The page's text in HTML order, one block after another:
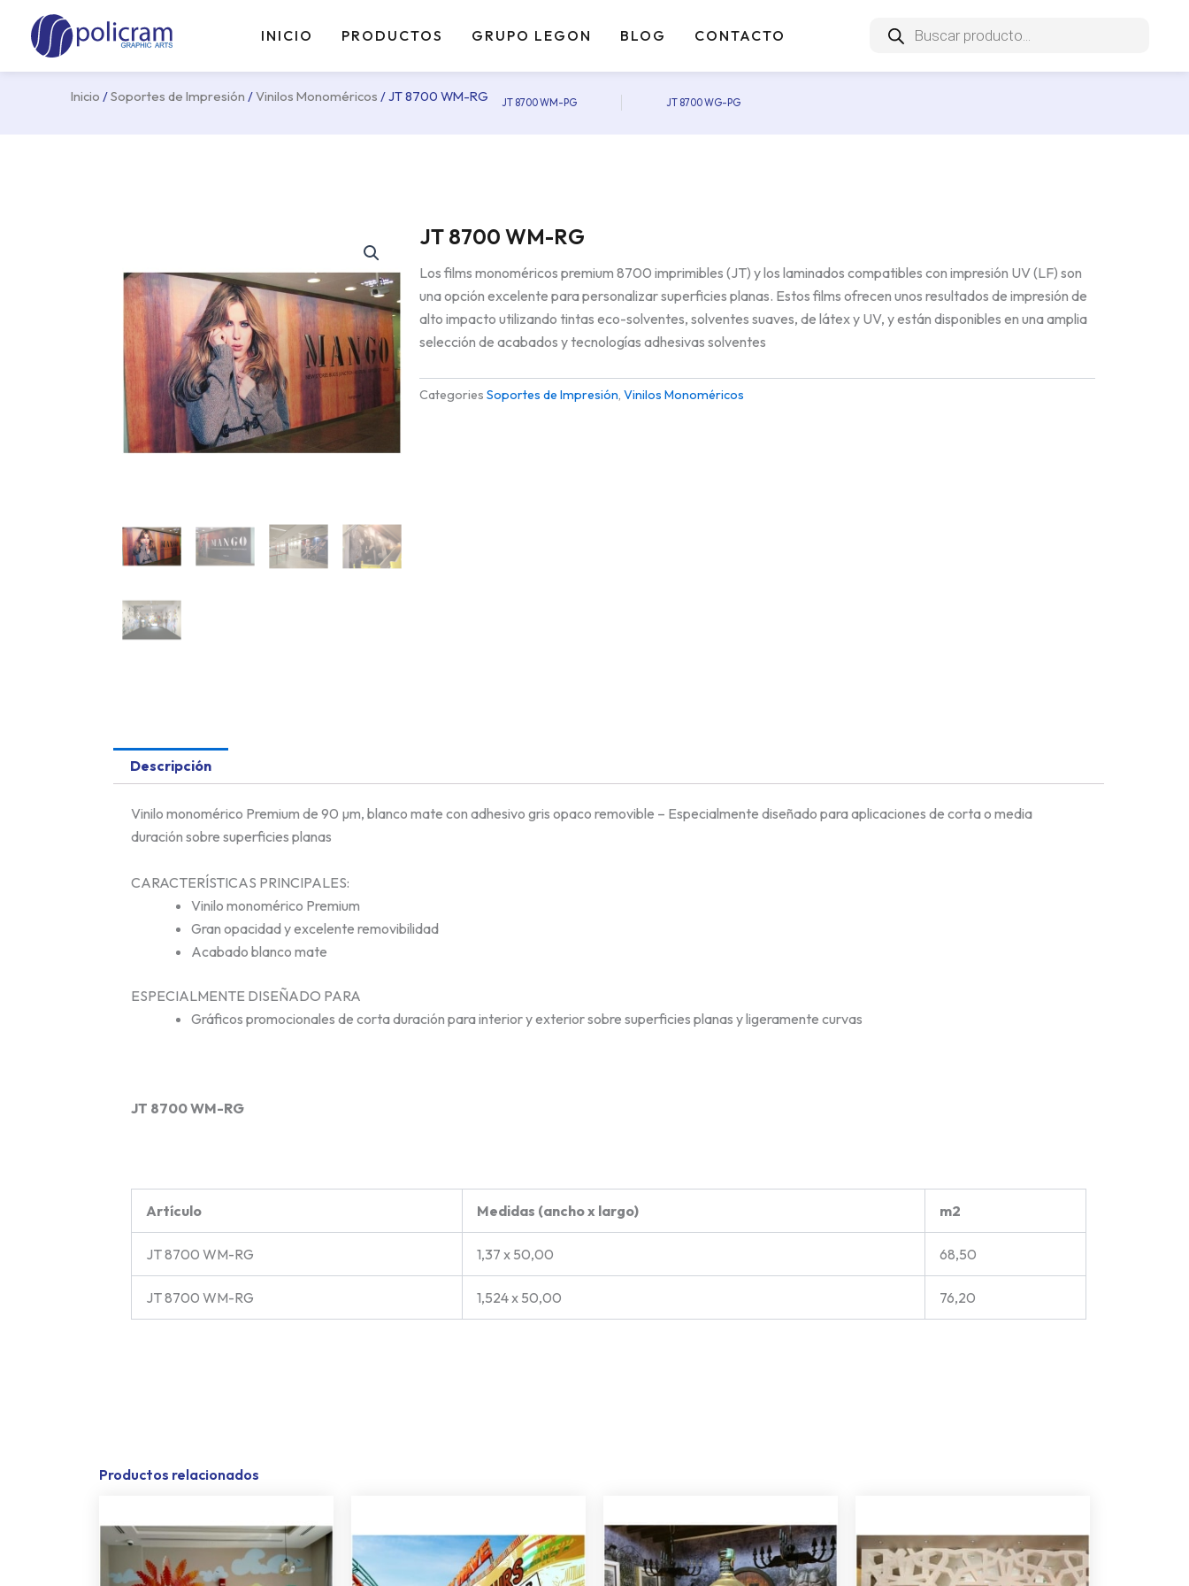
contenido
INICIO PRODUCTOS GRUPO LEGON BLOG CONTACTO
Inicio /Soportes de Impresión /Vinilos Monoméricos / JT 8700 WM-RG
Prev
JT 8700 WM-PG JT 8700 WG-PG
JT 8700 WM-RG
Los films monoméricos premium 8700 imprimibles (JT) y los laminados compatibles con impresión UV (LF) son
una opción excelente para personalizar superficies planas. Estos films ofrecen unos resultados de impresión de
alto impacto utilizando tintas eco-solventes, solventes suaves, de látex y UV, y están disponibles en una amplia
selección de acabados y tecnologías adhesivas solventes
Categories Soportes de Impresión, Vinilos Monoméricos
Descripción
Vinilo monomérico Premium de 90 µm, blanco mate con adhesivo gris opaco removible – Especialmente diseñado para aplicaciones de corta o media
duración sobre superficies planas
CARACTERÍSTICAS PRINCIPALES:
Vinilo monomérico Premium
Gran opacidad y excelente removibilidad
Acabado blanco mate
ESPECIALMENTE DISEÑADO PARA
Gráficos promocionales de corta duración para interior y exterior sobre superficies planas y ligeramente curvas
JT 8700 WM-RG
Artículo Medidas (ancho x largo) m2
JT 8700 WM-RG 1,37 x 50,00 68,50
JT 8700 WM-RG 1,524 x 50,00 76,20
Productos relacionados